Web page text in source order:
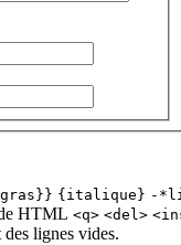
{italique} -
HTML <q> <del>
des lignes vides.